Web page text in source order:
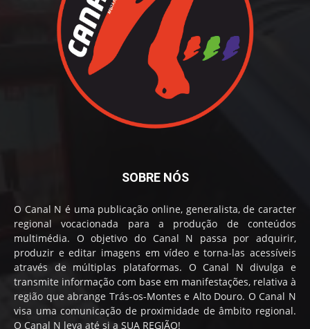
SOBRE NÓS
O Canal N é uma publicação online, generalista, de caracter
regional vocacionada para a produção de conteúdos
multimédia. O objetivo do Canal N passa por adquirir,
produzir e editar imagens em vídeo e torna-las acessíveis
através de múltiplas plataformas. O Canal N divulga e
transmite informação com base em manifestações, relativa à
região que abrange Trás-os-Montes e Alto Douro. O Canal N
visa uma comunicação de proximidade de âmbito regional.
O Canal N leva até si a SUA REGIÃO!